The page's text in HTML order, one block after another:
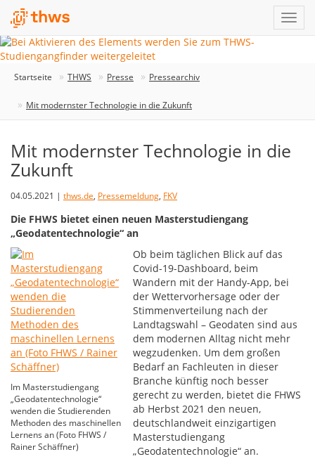
Startseite THWS Presse Pressearchiv
Mit modernster Technologie in die Zukunft
Mit modernster Technologie in die
Zukunft
04.05.2021 | thws.de, Pressemeldung, FKV
Die FHWS bietet einen neuen Masterstudiengang
„Geodatentechnologie“ an
Im Masterstudiengang
„Geodatentechnologie“
wenden die Studierenden
Methoden des maschinellen
Lernens an (Foto FHWS /
Rainer Schäffner)
Ob beim täglichen Blick auf das
Covid-19-Dashboard, beim
Wandern mit der Handy-App, bei
der Wettervorhersage oder der
Stimmenverteilung nach der
Landtagswahl – Geodaten sind aus
dem modernen Alltag nicht mehr
wegzudenken. Um dem großen
Bedarf an Fachleuten in dieser
Branche künftig noch besser
gerecht zu werden, bietet die FHWS
ab Herbst 2021 den neuen,
deutschlandweit einzigartigen
Masterstudiengang
„Geodatentechnologie“ an.